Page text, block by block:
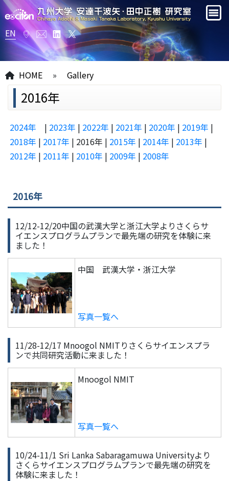
EN
HOME » Gallery
2016年
2024年 | 2023年 | 2022年 | 2021年 | 2020年 | 2019年 |
2018年 | 2017年 | 2016年 | 2015年 | 2014年 | 2013年 |
2012年 | 2011年 | 2010年 | 2009年 | 2008年
2016年
12/12-12/20中国の武漢大学と浙江大学よりさくらサ
イエンスプログラムプランで最先端の研究を体験に来
ました！
中国 武漢大学・浙江大学
写真一覧へ
11/28-12/17 Mnoogol NMITりさくらサイエンスプラ
ンで共同研究活動に来ました！
Mnoogol NMIT
写真一覧へ
10/24-11/1 Sri Lanka Sabaragamuwa Universityより
さくらサイエンスプログラムプランで最先端の研究を
体験に来ました！